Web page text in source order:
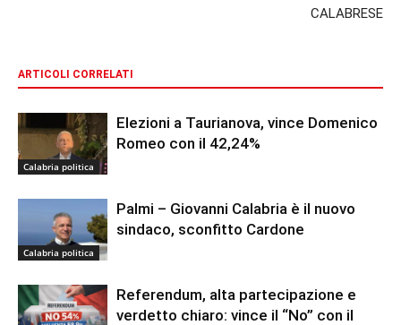
CALABRESE
ARTICOLI CORRELATI
Calabria politica
Elezioni a Taurianova, vince Domenico
Romeo con il 42,24%
Calabria politica
Palmi – Giovanni Calabria è il nuovo
sindaco, sconfitto Cardone
Referendum, alta partecipazione e
verdetto chiaro: vince il “No” con il